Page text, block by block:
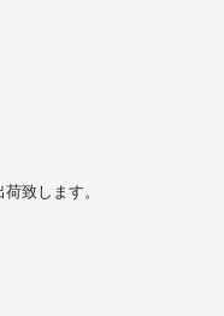
致します。